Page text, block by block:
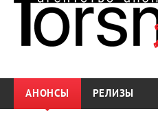
АНОНСЫ РЕЛИЗЫ